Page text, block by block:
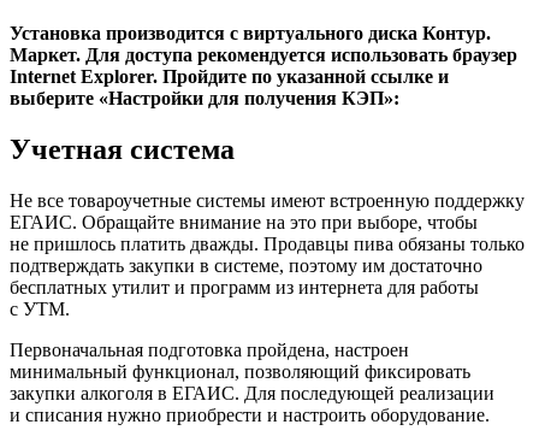
Установка производится с виртуального диска Контур.
Маркет. Для доступа рекомендуется использовать браузер
Internet Explorer. Пройдите по указанной ссылке и
выберите «Настройки для получения КЭП»:
Учетная система
Не все товароучетные системы имеют встроенную поддержку
ЕГАИС. Обращайте внимание на это при выборе, чтобы
не пришлось платить дважды. Продавцы пива обязаны только
подтверждать закупки в системе, поэтому им достаточно
бесплатных утилит и программ из интернета для работы
с УТМ.
Первоначальная подготовка пройдена, настроен
минимальный функционал, позволяющий фиксировать
закупки алкоголя в ЕГАИС. Для последующей реализации
и списания нужно приобрести и настроить оборудование.